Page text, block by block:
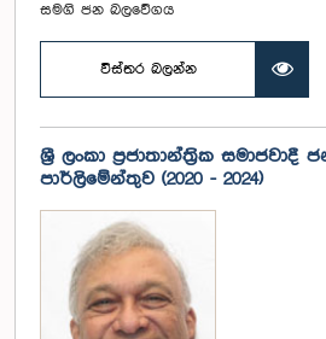
සමගි ජන බලවේගය
විස්තර බලන්න
ශ්‍රී ලංකා ප්‍රජාතාන්ත්‍රික
පාර්ලිමේන්තුව (2020 - 2024)